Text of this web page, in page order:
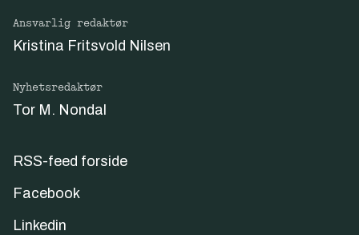
Ansvarlig redaktør
Kristina Fritsvold Nilsen
Nyhetsredaktør
Tor M. Nondal
RSS-feed forside
Facebook
Linkedin